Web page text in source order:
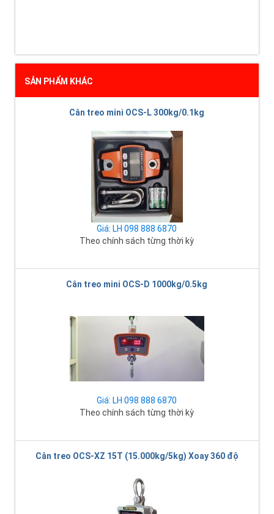
SẢN PHẨM KHÁC
Cân treo mini OCS-L 300kg/0.1kg
Giá: LH 098 888 6870
Theo chính sách từng thời kỳ
Cân treo mini OCS-D 1000kg/0.5kg
Giá: LH 098 888 6870
Theo chính sách từng thời kỳ
Cân treo OCS-XZ 15T (15.000kg/5kg) Xoay 360 độ